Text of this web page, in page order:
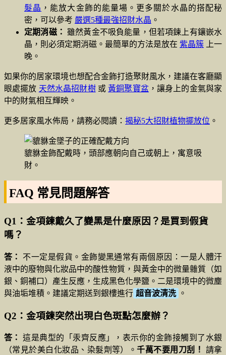
髮晶 ，能放大金飾的能量場。更多關於水晶的搭配秘
密，可以參考 嚴選5種最強招財水晶 。
定期消磁：
雖然黃金不吸負能量，但若項鍊上有鑲嵌水
晶，則必須定期消磁。最簡單的方法是放在 紫晶簇 上一
晚。
如果你的居家環境也想配合金飾打造聚財風水，建議在客廳顯
眼處擺放 天然水晶招財樹或 黃銅聚寶盆，讓身上的金氣與家
中的財氣相互輝映。
更多居家風水佈局，請務必閱讀： 揭秘5大招財植物擺放位 。
貔貅金飾配戴時，頭部應朝向自己或朝上，寓意吸
財。
FAQ 常見問題解答
Q1：金項鍊戴久了變黑是什麼原因？是買到假貨
嗎？
答：
不一定是假貨。金飾變黑通常有兩個原因：一是人體汗
液中的廢物與化妝品中的酸性物質，與黃金中的微量雜質（如
銀、銅補口）產生反應，生成黑色化學鹽。二是環境中的微塵
與油垢堆積。建議定期送到銀樓進行 超音波清洗 。
Q2：金項鍊突然出現白色斑點怎麼辦？
答：
這是典型的「汞齊反應」，表示你的金飾接觸到了水銀
（常見於美白化妝品、染髮劑等）。千萬不要用刀刮！
請拿